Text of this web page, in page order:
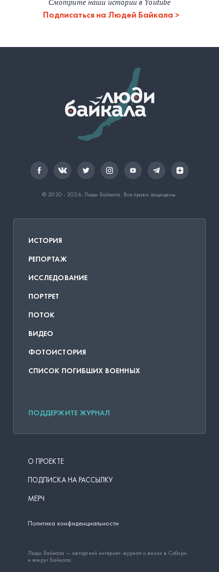
Подписаться на Людей Байкала
© 2020 - 2026. Люди Байкала . Все права защищены.
ИСТОРИЯ
РЕПОРТАЖ
ИССЛЕДОВАНИЕ
ПОРТРЕТ
ПОТОК
ВИДЕО
ФОТОИСТОРИЯ
СПИСОК ПОГИБШИХ ВОЕННЫХ
ПОДДЕРЖИТЕ ЖУРНАЛ
О ПРОЕКТЕ
ПОДПИСКА НА РАССЫЛКУ
МЕРЧ
Политика конфиденциальности
Люди Байкала — авторский интернет-журнал о жизни в Сибири
и вокруг Байкала.